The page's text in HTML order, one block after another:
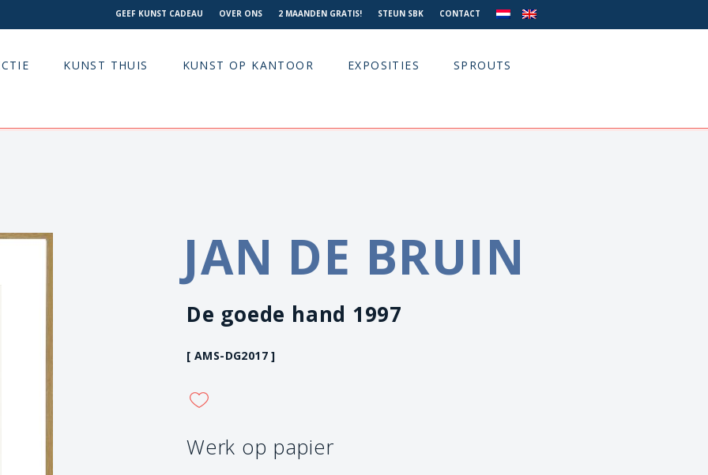
GEEF KUNST CADEAU OVER ONS 2 MAANDEN GRATIS! STEUN SBK CONTACT
KUNST THUIS KUNST OP KANTOOR EXPOSITIES SPROUTS
JAN DE BRUIN
De goede hand 1997
[ AMS-DG2017 ]
Werk op papier